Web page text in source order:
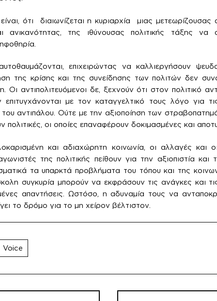
ότι διαιωνίζεται η κυριαρχία μιας μετεωρίζουσας
ανικανότητας, της ιθύνουσας πολιτικής τάξης να
επιχειρώντας να καλλιεργήσουν
της κρίσης και της συνείδησης των πολιτών δεν
Οι αντιπολιτευόμενοι δε, ξεχνούν ότι στον πολιτικό
επιτυγχάνονται με τον καταγγελτικό τους λόγο για
του αντιπάλου. Ούτε με την αξιοποίηση των
πολιτικές, οι οποίες επαναφέρουν δοκιμασμένες και
και αδιαχώρητη κοινωνία, οι αλλαγές και
της πολιτικής πείθουν για την αξιοπιστία και
τα υπαρκτά προβλήματα του τόπου και της
συγκυρία μπορούν να εκφράσουν τις ανάγκες και
απαντήσεις. Ωστόσο, η αδυναμία τους να
το δρόμο για το μη χείρον βέλτιστον.
Voice